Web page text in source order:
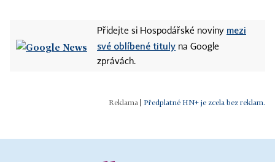
Přidejte si Hospodářské noviny mezi
své oblíbené tituly na Google
zprávách.
Předplatné HN+ je zcela bez reklam.